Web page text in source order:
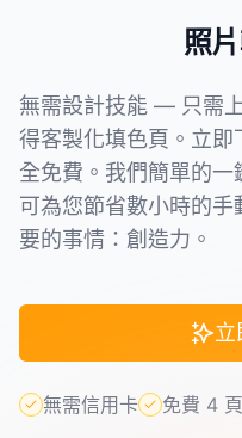
照
無需設計技能 — 只需
得客製化填色頁。立即
全免費。我們簡單的
可為您節省數小時的
要的事情：創造力。
立
無需信用卡 免費 4